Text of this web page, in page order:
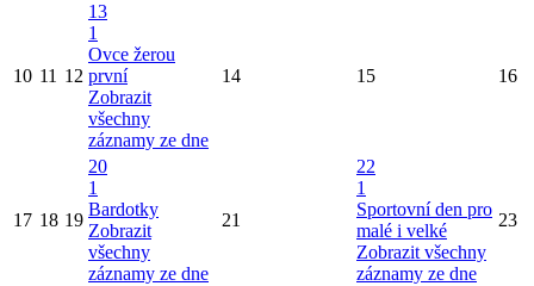
10 11 12
13
1
Ovce žerou
první
Zobrazit
všechny
záznamy ze dne
14 15 16
17 18 19
20
1
Bardotky
Zobrazit
všechny
záznamy ze dne
21
22
1
Sportovní den pro
malé i velké
Zobrazit všechny
záznamy ze dne
23